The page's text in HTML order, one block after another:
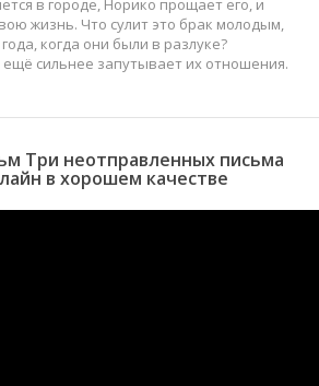
в городе, Норико прощает его, и
жизнь. Что сулит это брак молодым,
когда они были в разлуке?
сильнее запутывает их отношения.
Три неотправленных письма
в хорошем качестве